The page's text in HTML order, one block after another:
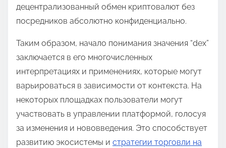
децентрализованный обмен криптовалют без
посредников абсолютно конфиденциально.
Таким образом, начало понимания значения “dex”
заключается в его многочисленных
интерпретациях и применениях, которые могут
варьироваться в зависимости от контекста. На
некоторых площадках пользователи могут
участвовать в управлении платформой, голосуя
за изменения и нововведения. Это способствует
развитию экосистемы и стратегии торговли на